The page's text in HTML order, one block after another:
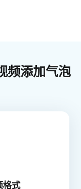
频添加气泡
格式